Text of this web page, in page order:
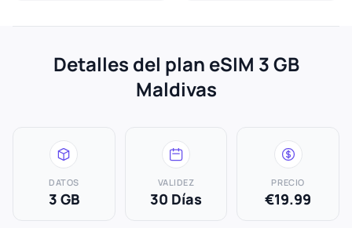
Detalles del plan eSIM 3 GB
Maldivas
DATOS
3 GB
VALIDEZ
30 Días
PRECIO
€19.99